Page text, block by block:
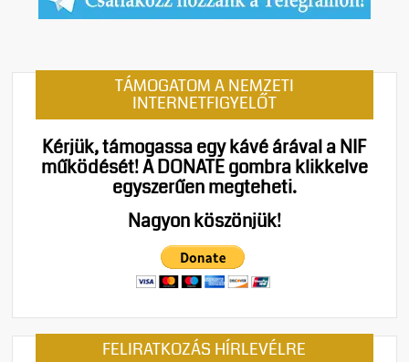
TÁMOGATOM A NEMZETI
INTERNETFIGYELŐT
Kérjük, támogassa egy kávé árával a NIF
működését!A DONATE gombra klikkelve
egyszerűen megteheti.
Nagyon köszönjük!
FELIRATKOZÁS HÍRLEVÉLRE